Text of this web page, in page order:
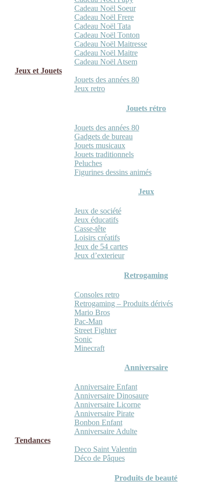
Cadeau Noël Soeur
Cadeau Noël Frere
Cadeau Noël Tata
Cadeau Noël Tonton
Cadeau Noël Maitresse
Cadeau Noël Maitre
Cadeau Noël Atsem
Jeux et Jouets
Jouets des années 80
Jeux retro
Jouets rétro
Jouets des années 80
Gadgets de bureau
Jouets musicaux
Jouets traditionnels
Peluches
Figurines dessins animés
Jeux
Jeux de société
Jeux éducatifs
Casse-tête
Loisirs créatifs
Jeux de 54 cartes
Jeux d’exterieur
Retrogaming
Consoles retro
Retrogaming – Produits dérivés
Mario Bros
Pac-Man
Street Fighter
Sonic
Minecraft
Anniversaire
Anniversaire Enfant
Anniversaire Dinosaure
Anniversaire Licorne
Anniversaire Pirate
Bonbon Enfant
Anniversaire Adulte
Tendances
Deco Saint Valentin
Déco de Pâques
Produits de beauté